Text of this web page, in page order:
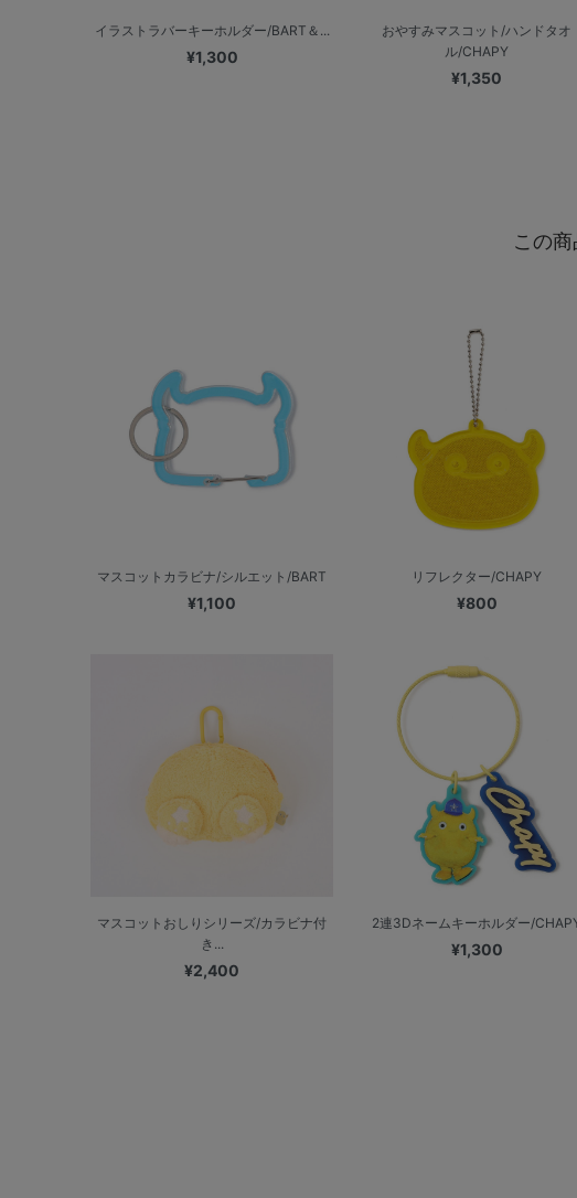
イラストラバーキーホルダー/BART＆...
¥1,300
おやすみマスコット/ハンドタオ
ル/CHAPY
¥1,350
この
マスコットカラビナ/シルエット/BART
¥1,100
リフレクター/CHAPY
¥800
マスコットおしりシリーズ/カラビナ付
き...
¥2,400
2連3Dネームキーホルダー/
¥1,300